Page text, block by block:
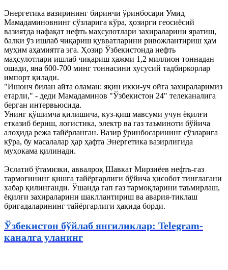
Энергетика вазирининг биринчи ўринбосари Умид
Мамадаминовнинг сўзларига кўра, ҳозирги геосиёсий
вазиятда нафақат нефть маҳсулотлари захираларини яратиш,
балки ўз ишлаб чиқариш қувватларини ривожлантириш ҳам
муҳим аҳамиятга эга. Ҳозир Ўзбекистонда нефть
маҳсулотлари ишлаб чиқариш ҳажми 1,2 миллион тоннадан
ошади, яна 600-700 минг тоннасини хусусий тадбиркорлар
импорт қилади.
"Ишонч билан айта оламан: яқин икки-уч ойга захираларимиз
етарли," - деди Мамадаминов "Ўзбекистон 24" телеканалига
берган интервьюсида.
Унинг қўшимча қилишича, куз-қиш мавсуми учун ёқилғи
етказиб бериш, логистика, электр ва газ таъминоти бўйича
алоҳида режа тайёрланган. Вазир ўринбосарининг сўзларига
кўра, бу масалалар ҳар ҳафта Энергетика вазирлигида
муҳокама қилинади.
Эслатиб ўтамизки, аввалроқ Шавкат Мирзиёев нефть-газ
тармоғининг қишга тайёргарлиги бўйича ҳисобот тинглагани
хабар қилинганди. Ўшанда гап газ тармоқларини таъмирлаш,
ёқилғи захираларини шакллантириш ва авария-тиклаш
бригадаларининг тайёргарлиги ҳақида борди.
Ўзбекистон бўйлаб янгиликлар: Telegram-
каналга уланинг